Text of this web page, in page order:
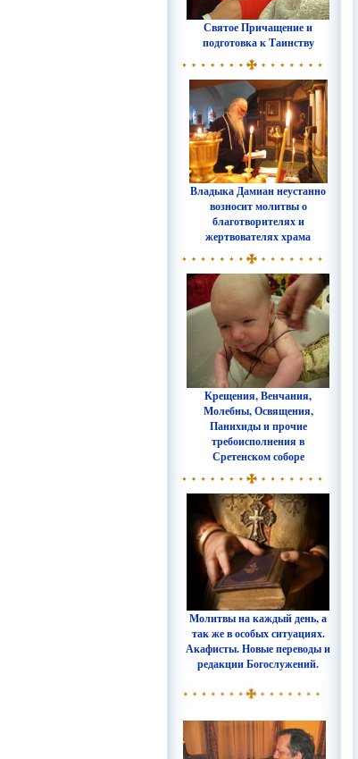
Святое Причащение и
подготовка к Таинству
Владыка Дамиан неустанно
возносит молитвы о
благотворителях и
жертвователях храма
Крещения, Венчания,
Молебны, Освящения,
Панихиды и прочие
требоисполнения в
Сретенском соборе
Молитвы на каждый день, а
так же в особых ситуациях.
Акафисты. Новые переводы и
редакции Богослужений.